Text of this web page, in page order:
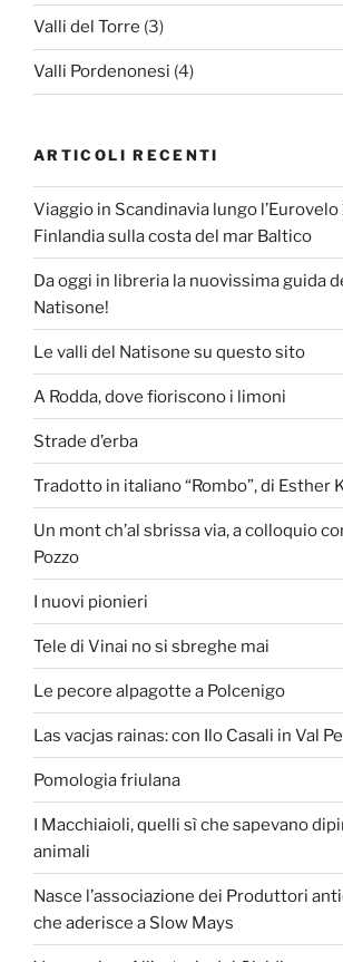
Valli del Torre (3)
Valli Pordenonesi (4)
ARTICOLI RECENTI
Viaggio in Scandinavia lungo l’Eurovelo
Finlandia sulla costa del mar Baltico
Da oggi in libreria la nuovissima guida
Natisone!
Le valli del Natisone su questo sito
A Rodda, dove fioriscono i limoni
Strade d’erba
Tradotto in italiano “Rombo”, di Esther
Un mont ch’al sbrissa via, a colloquio
Pozzo
I nuovi pionieri
Tele di Vinai no si sbreghe mai
Le pecore alpagotte a Polcenigo
Las vacjas rainas: con Ilo Casali in Val
Pomologia friulana
I Macchiaioli, quelli sì che sapevano
animali
Nasce l’associazione dei Produttori
che aderisce a Slow Mays